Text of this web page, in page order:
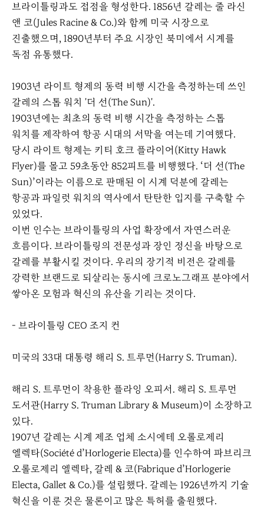
브라이틀링과도 접점을 형성한다. 1856년 갈레는 줄 라신
앤 코(Jules Racine & Co.)와 함께 미국 시장으로
진출했으며, 1890년부터 주요 시장인 북미에서 시계를
독점 유통했다.
1903년 라이트 형제의 동력 비행 시간을 측정하는데 쓰인
갈레의 스톱 워치 '더 선(The Sun)'.
1903년에는 최초의 동력 비행 시간을 측정하는 스톱
워치를 제작하여 항공 시대의 서막을 여는데 기여했다.
당시 라이트 형제는 키티 호크 플라이어(Kitty Hawk
Flyer)를 몰고 59초동안 852피트를 비행했다. ‘더 선(The
Sun)’이라는 이름으로 판매된 이 시계 덕분에 갈레는
항공과 파일럿 워치의 역사에서 탄탄한 입지를 구축할 수
있었다.
이번 인수는 브라이틀링의 사업 확장에서 자연스러운
흐름이다. 브라이틀링의 전문성과 장인 정신을 바탕으로
갈레를 부활시킬 것이다. 우리의 장기적 비전은 갈레를
강력한 브랜드로 되살리는 동시에 크로노그래프 분야에서
쌓아온 모험과 혁신의 유산을 기리는 것이다.
- 브라이틀링 CEO 조지 컨
미국의 33대 대통령 해리 S. 트루먼(Harry S. Truman).
해리 S. 트루먼이 착용한 플라잉 오피서. 해리 S. 트루먼
도서관(Harry S. Truman Library & Museum)이 소장하고
있다.
1907년 갈레는 시계 제조 업체 소시에테 오롤로제리
엘렉타(Société d’Horlogerie Electa)를 인수하여 파브리크
오롤로제리 엘렉타, 갈레 & 코(Fabrique d’Horlogerie
Electa, Gallet & Co.)를 설립했다. 갈레는 1926년까지 기술
혁신을 이룬 것은 물론이고 많은 특허를 출원했다.